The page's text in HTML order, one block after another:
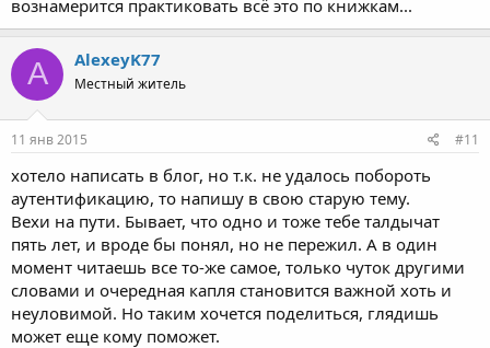
вознамерится практиковать всё это по книжкам...
A AlexeyK77
Местный житель
11 янв 2015 #11
хотело написать в блог, но т.к. не удалось побороть
аутентификацию, то напишу в свою старую тему.
Вехи на пути. Бывает, что одно и тоже тебе талдычат
пять лет, и вроде бы понял, но не пережил. А в один
момент читаешь все то-же самое, только чуток другими
словами и очередная капля становится важной хоть и
неуловимой. Но таким хочется поделиться, глядишь
может еще кому поможет.